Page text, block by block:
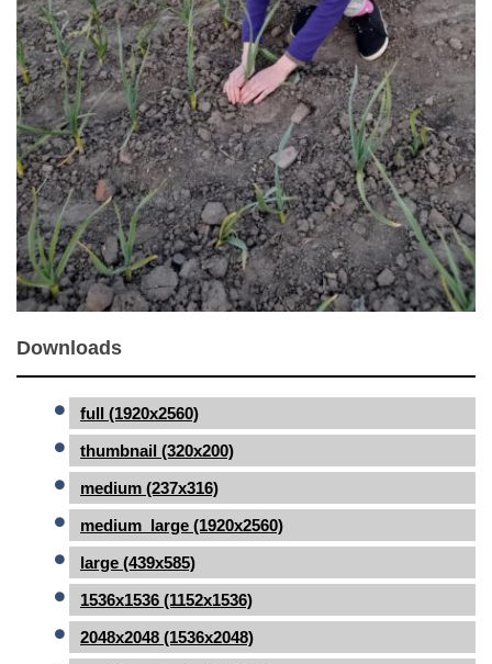
Downloads
full (1920x2560)
thumbnail (320x200)
medium (237x316)
medium_large (1920x2560)
large (439x585)
1536x1536 (1152x1536)
2048x2048 (1536x2048)